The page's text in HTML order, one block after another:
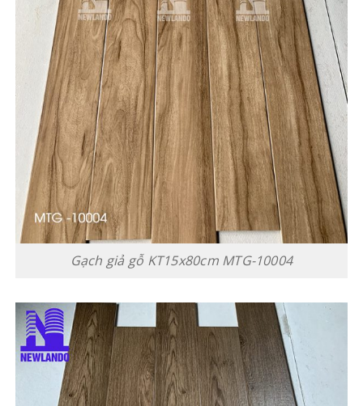
Gạch giả gỗ KT15x80cm MTG-10004